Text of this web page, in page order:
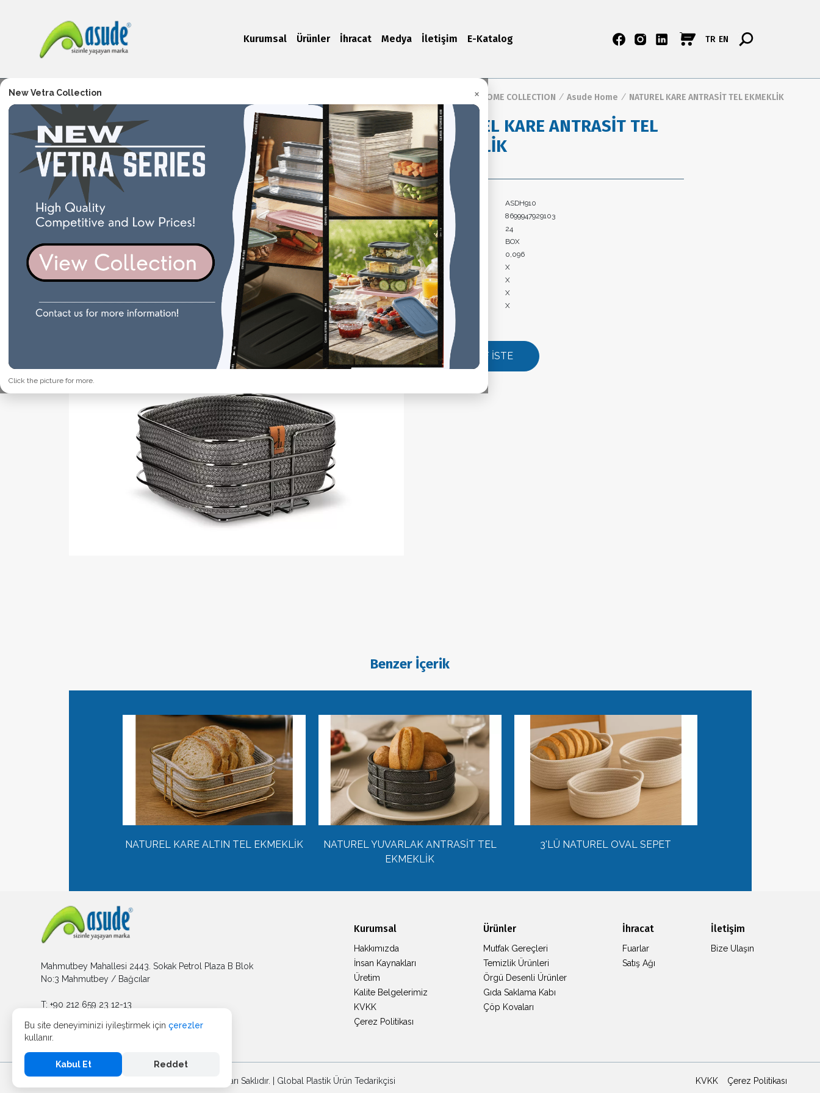
New Vetra Collection ×
Click the picture for more.
Bu site deneyiminizi iyileştirmek için çerezler
kullanır.
Kabul Et Reddet
Kurumsal Ürünler İhracat Medya İletişim E-Katalog TR EN
ASUDE HOME COLLECTION / Asude Home / NATUREL KARE ANTRASİT TEL EKMEKLİK
NATUREL KARE ANTRASİT TEL
EKMEKLİK
Ürün Kodu:
ASDH910
Barkod:
8699947929103
Koli İçi Adet:
24
Paket Tipi:
BOX
Koli Hacim:
0,096
Koli Brüt Ağırlık:
X
Koli Net Ağırlık:
X
Ürün Ölçüleri:
X
Ürün Ağırlık:
X
TEKLİF İSTE
Benzer İçerik
NATUREL KARE ALTIN TEL EKMEKLİK
NATUREL YUVARLAK ANTRASİT TEL
EKMEKLİK
3'LÜ NATUREL OVAL SEPET
Mahmutbey Mahallesi 2443. Sokak Petrol Plaza B Blok
No:3 Mahmutbey / Bağcılar
T: +90 212 659 23 12-13
asude@asudeplastik.com
Kurumsal
Hakkımızda
İnsan Kaynakları
Üretim
Kalite Belgelerimiz
KVKK
Çerez Politikası
Ürünler
Mutfak Gereçleri
Temizlik Ürünleri
Örgü Desenli Ürünler
Gıda Saklama Kabı
Çöp Kovaları
İhracat
Fuarlar
Satış Ağı
İletişim
Bize Ulaşın
Copyright © 2024 - 2025 Asude Plastik. Tüm Hakları Saklıdır. | Global Plastik Ürün Tedarikçisi KVKK Çerez Politikası